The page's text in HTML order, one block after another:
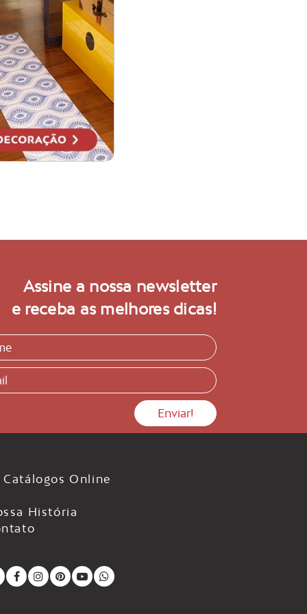
Assine a nossa newsletter
e receba as melhores dicas!
Catálogos Online
História